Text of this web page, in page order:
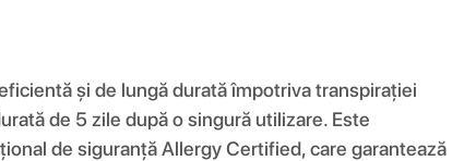
și de lungă durată împotriva transpirației
de 5 zile după o singură utilizare. Este
de siguranță Allergy Certified, care garantează